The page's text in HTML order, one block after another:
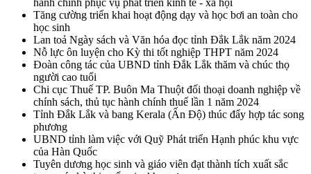
hành chính phục vụ phát triển kinh tế - xã hội
Tăng cường triển khai hoạt động dạy và học bơi an toàn cho
học sinh
Lan toả Ngày sách và Văn hóa đọc tỉnh Đắk Lắk năm 2024
Nỗ lực ôn luyện cho Kỳ thi tốt nghiệp THPT năm 2024
Đoàn công tác của UBND tỉnh Đắk Lắk thăm và chúc thọ
người cao tuổi
Chi cục Thuế TP. Buôn Ma Thuột đối thoại doanh nghiệp về
chính sách, thủ tục hành chính thuế lần 1 năm 2024
Tỉnh Đắk Lắk và bang Kerala (Ấn Độ) thúc đẩy hợp tác song
phương
UBND tỉnh làm việc với Quỹ Phát triển Hạnh phúc khu vực
của Hàn Quốc
Tuyên dương học sinh và giáo viên đạt thành tích xuất sắc